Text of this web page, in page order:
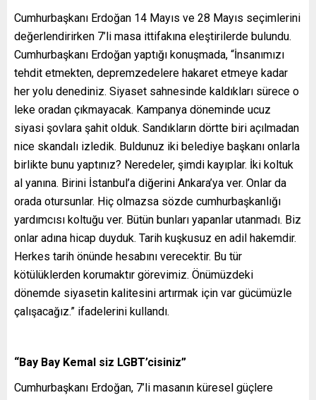
Cumhurbaşkanı Erdoğan 14 Mayıs ve 28 Mayıs seçimlerini
değerlendirirken 7’li masa ittifakına eleştirilerde bulundu.
Cumhurbaşkanı Erdoğan yaptığı konuşmada, “İnsanımızı
tehdit etmekten, depremzedelere hakaret etmeye kadar
her yolu denediniz. Siyaset sahnesinde kaldıkları sürece o
leke oradan çıkmayacak. Kampanya döneminde ucuz
siyasi şovlara şahit olduk. Sandıkların dörtte biri açılmadan
nice skandalı izledik. Buldunuz iki belediye başkanı onlarla
birlikte bunu yaptınız? Neredeler, şimdi kayıplar. İki koltuk
al yanına. Birini İstanbul’a diğerini Ankara’ya ver. Onlar da
orada otursunlar. Hiç olmazsa sözde cumhurbaşkanlığı
yardımcısı koltuğu ver. Bütün bunları yapanlar utanmadı. Biz
onlar adına hicap duyduk. Tarih kuşkusuz en adil hakemdir.
Herkes tarih önünde hesabını verecektir. Bu tür
kötülüklerden korumaktır görevimiz. Önümüzdeki
dönemde siyasetin kalitesini artırmak için var gücümüzle
çalışacağız.” ifadelerini kullandı.
“Bay Bay Kemal siz LGBT’cisiniz”
Cumhurbaşkanı Erdoğan, 7’li masanın küresel güçlere